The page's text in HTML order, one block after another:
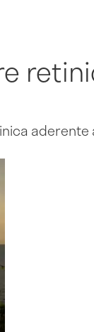
aderente